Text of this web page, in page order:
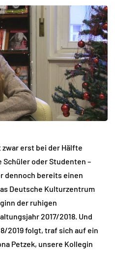
erst bei der Hälfte
Schüler oder Studenten –
dennoch bereits einen
Deutsche Kulturzentrum
der ruhigen
2017/2018. Und
2019 folgt, traf sich auf ein
Petzek, unsere Kollegin